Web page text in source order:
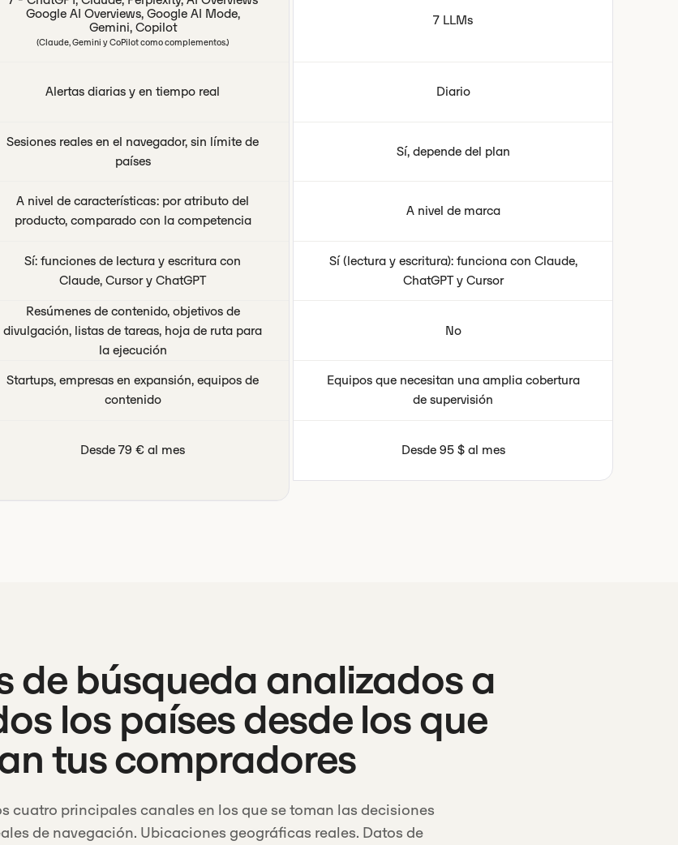
Google AI Overviews, Google AI Mode,
Gemini, Copilot
(Claude, Gemini y CoPilot como complementos.)
Alertas diarias y en tiempo real
Sesiones reales en el navegador, sin límite de
países
A nivel de características: por atributo del
producto, comparado con la competencia
Sí: funciones de lectura y escritura con
Claude, Cursor y ChatGPT
Resúmenes de contenido, objetivos de
divulgación, listas de tareas, hoja de ruta para
la ejecución
Startups, empresas en expansión, equipos de
contenido
Desde 79 € al mes
7 LLMs
Diario
Sí, depende del plan
A nivel de marca
Sí (lectura y escritura): funciona con Claude,
ChatGPT y Cursor
No
Equipos que necesitan una amplia cobertura
de supervisión
Desde 95 $ al mes
de búsqueda analizados a
los países desde los que
tus compradores
cuatro principales canales en los que se toman las decisiones
de navegación. Ubicaciones geográficas reales. Datos de